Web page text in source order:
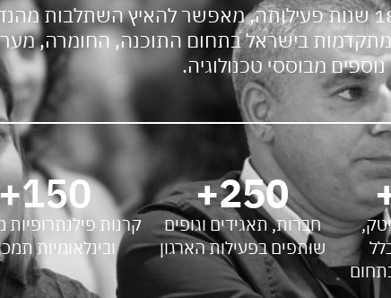
בישראל בתחום התוכנה, החומרה,
מבוססי טכנולוגיה.
מכלל
חברות, תאגידים וגופים
שותפים בפעילות הארגון
250
+
קרנות פילנתרופיות
ובינלאומיות
150